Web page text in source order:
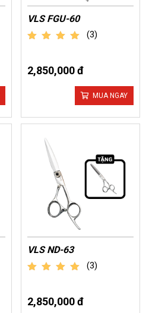
VLS FGU-60
(3)
2,850,000 đ
MUA NGAY
VLS ND-63
(3)
2,850,000 đ